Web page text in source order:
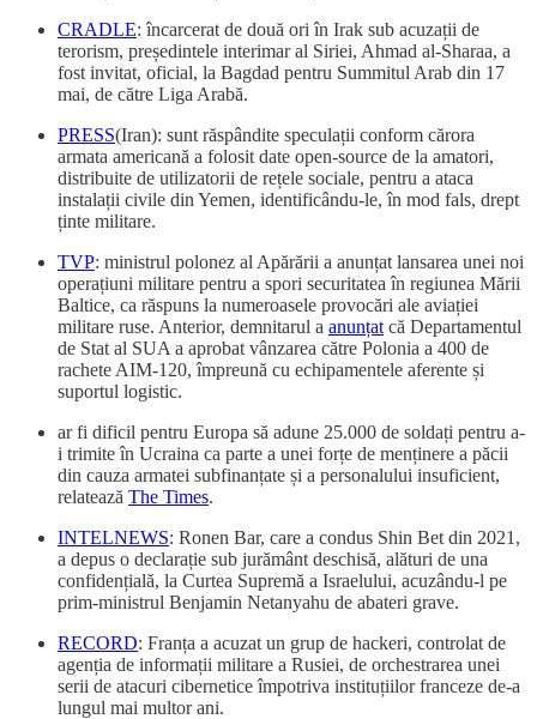
CRADLE: încarcerat de două ori în Irak sub acuzații de
terorism, președintele interimar al Siriei, Ahmad al-Sharaa, a
fost invitat, oficial, la Bagdad pentru Summitul Arab din 17
mai, de către Liga Arabă.
PRESS(Iran): sunt răspândite speculații conform cărora
armata americană a folosit date open-source de la amatori,
distribuite de utilizatorii de rețele sociale, pentru a ataca
instalații civile din Yemen, identificându-le, în mod fals, drept
ținte militare.
TVP: ministrul polonez al Apărării a anunțat lansarea unei noi
operațiuni militare pentru a spori securitatea în regiunea Mării
Baltice, ca răspuns la numeroasele provocări ale aviației
militare ruse. Anterior, demnitarul a anunțat că Departamentul
de Stat al SUA a aprobat vânzarea către Polonia a 400 de
rachete AIM-120, împreună cu echipamentele aferente și
suportul logistic.
ar fi dificil pentru Europa să adune 25.000 de soldați pentru a-
i trimite în Ucraina ca parte a unei forțe de menținere a păcii
din cauza armatei subfinanțate și a personalului insuficient,
relatează The Times.
INTELNEWS: Ronen Bar, care a condus Shin Bet din 2021,
a depus o declarație sub jurământ deschisă, alături de una
confidențială, la Curtea Supremă a Israelului, acuzându-l pe
prim-ministrul Benjamin Netanyahu de abateri grave.
RECORD: Franța a acuzat un grup de hackeri, controlat de
agenția de informații militare a Rusiei, de orchestrarea unei
serii de atacuri cibernetice împotriva instituțiilor franceze de-a
lungul mai multor ani.